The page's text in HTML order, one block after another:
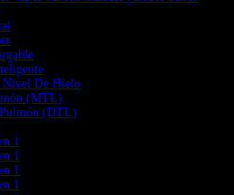
Nivel De Hielo
(MTL)
(DTL)
1
1
1
1